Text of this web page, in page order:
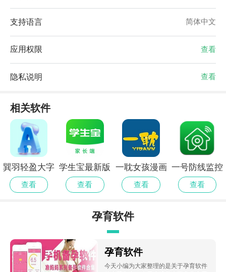
支持语言 简体中文
应用权限 查看
隐私说明 查看
相关软件
巽羽轻盈大字
版app官方
查看
学生宝最新版
查看
一耽女孩漫画
纯净版
查看
一号防线监控
软件
查看
孕育软件
孕育软件
今天小编为大家整理的是关于孕育软件